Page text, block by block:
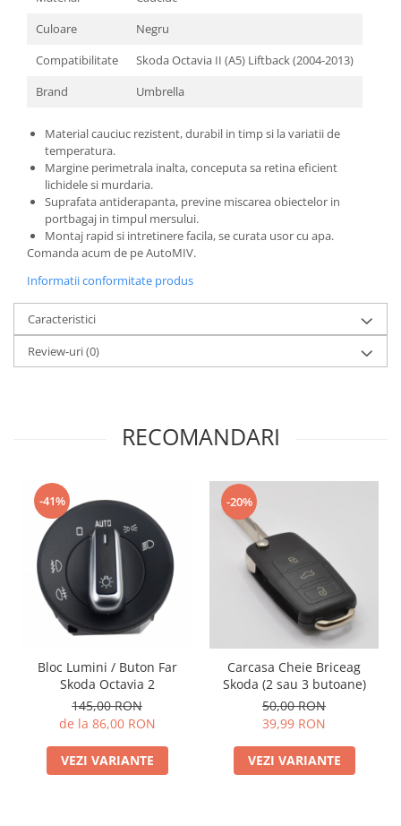
Culoare
Negru
Compatibilitate
Skoda Octavia II (A5) Liftback (2004-2013)
Brand
Umbrella
Material cauciuc rezistent, durabil in timp si la variatii de
temperatura.
Margine perimetrala inalta, conceputa sa retina eficient
lichidele si murdaria.
Suprafata antiderapanta, previne miscarea obiectelor in
portbagaj in timpul mersului.
Montaj rapid si intretinere facila, se curata usor cu apa.
Comanda acum de pe AutoMIV.
Informatii conformitate produs
Caracteristici
Review-uri(0)
RECOMANDARI
-41%
Bloc Lumini / Buton Far
Skoda Octavia 2
145,00 RON
de la 86,00 RON
VEZI VARIANTE
-20%
Carcasa Cheie Briceag
Skoda (2 sau 3 butoane)
50,00 RON
39,99 RON
VEZI VARIANTE